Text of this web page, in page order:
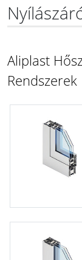
Aliplast
Rendszerek